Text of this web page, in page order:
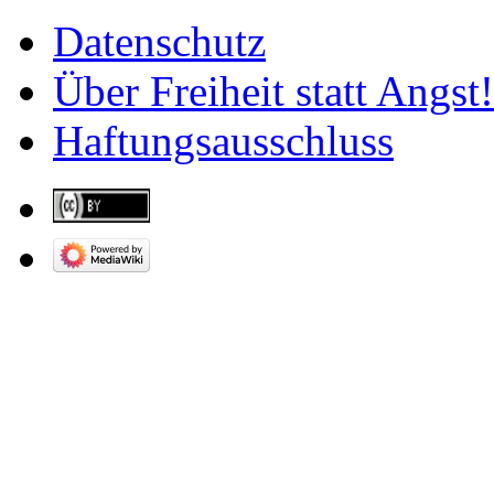
Datenschutz
Über Freiheit statt Angst!
Haftungsausschluss